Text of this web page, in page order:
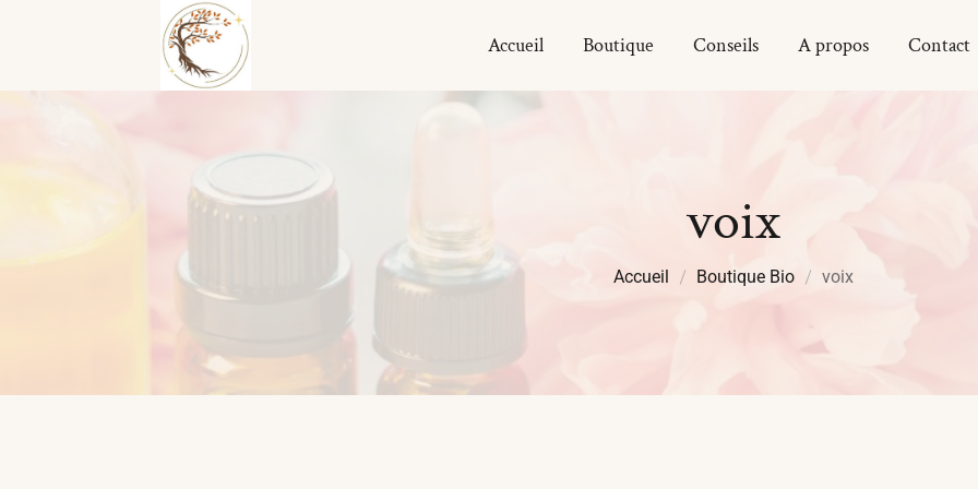
Accueil Boutique Conseils A propos Contact
voix
Accueil Boutique Bio voix